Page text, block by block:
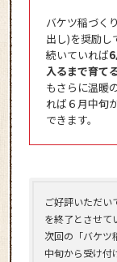
バケツ稲づく
出し)を奨励し
続いていれば
入るまで育て
もさらに温暖
れば６月中旬
できます。
ご好評いただい
を終了とさせて
次回の「バケツ
中旬から受け付